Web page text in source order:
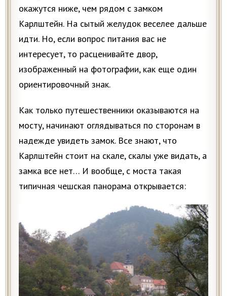
окажутся ниже, чем рядом с замком
Карлштейн. На сытый желудок веселее дальше
идти. Но, если вопрос питания вас не
интересует, то расценивайте двор,
изображенный на фотографии, как еще один
ориентировочный знак.
Как только путешественники оказываются на
мосту, начинают оглядываться по сторонам в
надежде увидеть замок. Все знают, что
Карлштейн стоит на скале, скалы уже видать, а
замка все нет… И вообще, с моста такая
типичная чешская панорама открывается: